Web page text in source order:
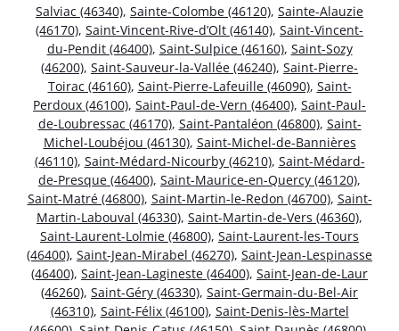
Salviac (46340), Sainte-Colombe (46120), Sainte-Alauzie
(46170), Saint-Vincent-Rive-d’Olt (46140), Saint-Vincent-
du-Pendit (46400), Saint-Sulpice (46160), Saint-Sozy
(46200), Saint-Sauveur-la-Vallée (46240), Saint-Pierre-
Toirac (46160), Saint-Pierre-Lafeuille (46090), Saint-
Perdoux (46100), Saint-Paul-de-Vern (46400), Saint-Paul-
de-Loubressac (46170), Saint-Pantaléon (46800), Saint-
Michel-Loubéjou (46130), Saint-Michel-de-Bannières
(46110), Saint-Médard-Nicourby (46210), Saint-Médard-
de-Presque (46400), Saint-Maurice-en-Quercy (46120),
Saint-Matré (46800), Saint-Martin-le-Redon (46700), Saint-
Martin-Labouval (46330), Saint-Martin-de-Vers (46360),
Saint-Laurent-Lolmie (46800), Saint-Laurent-les-Tours
(46400), Saint-Jean-Mirabel (46270), Saint-Jean-Lespinasse
(46400), Saint-Jean-Lagineste (46400), Saint-Jean-de-Laur
(46260), Saint-Géry (46330), Saint-Germain-du-Bel-Air
(46310), Saint-Félix (46100), Saint-Denis-lès-Martel